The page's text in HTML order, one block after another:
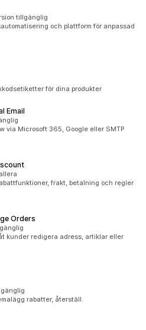
tillgänglig
och plattform för anpassad
för dina produkter
Email
via Microsoft 365, Google eller SMTP
frakt, betalning och regler
Orders
kunder redigera adress, artiklar eller
rabatter, återställ.